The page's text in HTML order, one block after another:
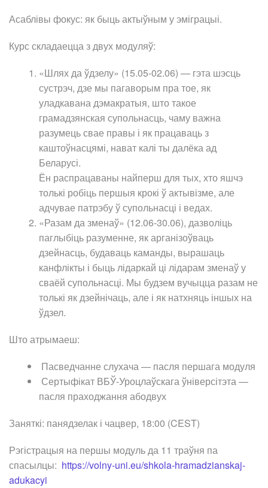
Асаблівы фокус: як быць актыўным у эміграцыі.
Курс складаецца з двух модуляў:
«Шлях да ўдзелу» (15.05-02.06) — гэта шэсць
сустрэч, дзе мы пагаворым пра тое, як
уладкавана дэмакратыя, што такое
грамадзянская супольнасць, чаму важна
разумець свае правы і як працаваць з
каштоўнасцямі, нават калі ты далёка ад
Беларусі.
Ён распрацаваны найперш для тых, хто яшчэ
толькі робіць першыя крокі ў актывізме, але
адчувае патрэбу ў супольнасці і ведах.
«Разам да зменаў» (12.06-30.06), дазволіць
паглыбіць разуменне, як арганізоўваць
дзейнасць, будаваць каманды, вырашаць
канфлікты і быць лідаркай ці лідарам зменаў у
сваёй супольнасці. Мы будзем вучыцца разам не
толькі як дзейнічаць, але і як натхняць іншых на
ўдзел.
Што атрымаеш:
Пасведчанне слухача — пасля першага модуля
Сертыфікат ВБЎ-Уроцлаўскага ўніверсітэта —
пасля праходжання абодвух
Заняткі: панядзелак і чацвер, 18:00 (CEST)
Рэгістрацыя на першы модуль да 11 траўня па
спасылцы: https://volny-uni.eu/shkola-hramadzianskaj-
adukacyi